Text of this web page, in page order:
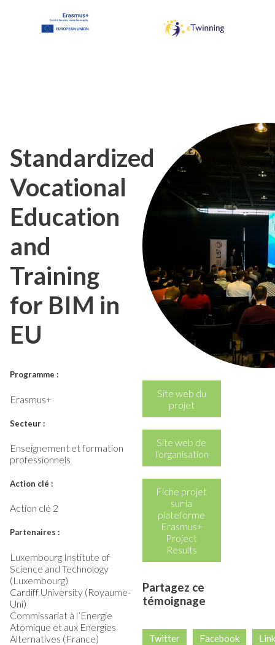
Standardized
Vocational
Education
and
Training
for BIM in
EU
Programme :
Erasmus+
Secteur :
Enseignement et formation
professionnels
Action clé :
Action clé 2
Partenaires :
Luxembourg Institute of
Science and Technology
(Luxembourg)
Cardiff University (Royaume-
Uni)
Commissariat à l’Energie
Atomique et aux Energies
Alternatives (France)
Site web du
projet
Site web de
l‘organisation
Fiche projet
sur la
plateforme
Erasmus+
Project
Results
Partagez ce
témoignage
Twitter Facebook